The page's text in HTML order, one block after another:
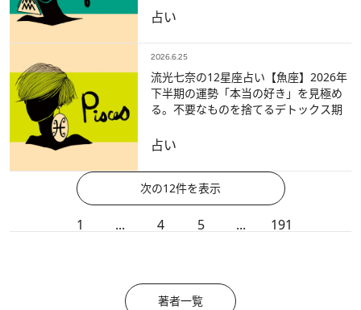
占い
2026.6.25
流光七奈の12星座占い【魚座】2026年
下半期の運勢「本当の好き」を見極め
る。不要なものを捨てるデトックス期
占い
次の12件を表示
1 ... 4 5 ... 191
著者一覧